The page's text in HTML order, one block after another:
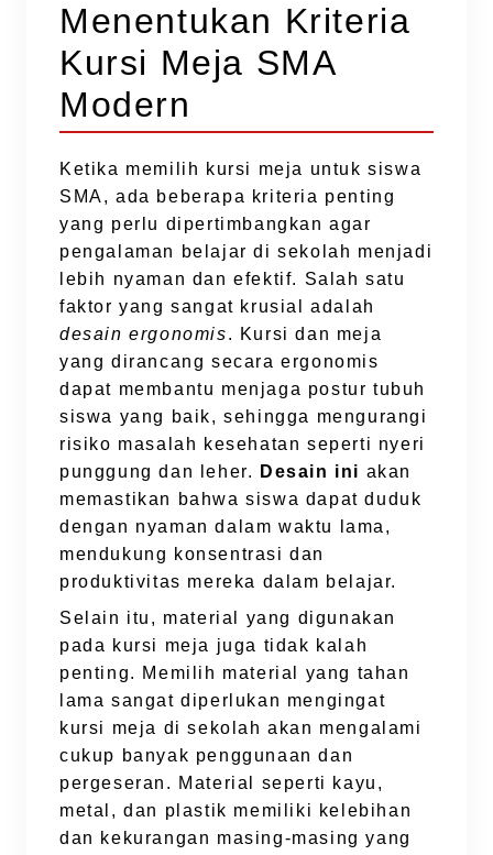
Menentukan Kriteria
Kursi Meja SMA
Modern
Ketika memilih kursi meja untuk siswa
SMA, ada beberapa kriteria penting
yang perlu dipertimbangkan agar
pengalaman belajar di sekolah menjadi
lebih nyaman dan efektif. Salah satu
faktor yang sangat krusial adalah
desain ergonomis. Kursi dan meja
yang dirancang secara ergonomis
dapat membantu menjaga postur tubuh
siswa yang baik, sehingga mengurangi
risiko masalah kesehatan seperti nyeri
punggung dan leher.
Desain ini akan
memastikan bahwa siswa dapat duduk
dengan nyaman dalam waktu lama,
mendukung konsentrasi dan
produktivitas mereka dalam belajar.
Selain itu, material yang digunakan
pada kursi meja juga tidak kalah
penting. Memilih material yang tahan
lama sangat diperlukan mengingat
kursi meja di sekolah akan mengalami
cukup banyak penggunaan dan
pergeseran. Material seperti kayu,
metal, dan plastik memiliki kelebihan
dan kekurangan masing-masing yang